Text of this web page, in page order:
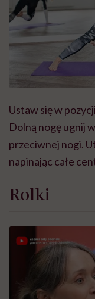
Ustaw się w
Dolną nogę ugnij
przeciwnej nogi.
napinając całe
Rolki